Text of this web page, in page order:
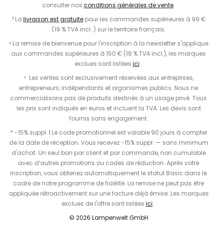
consulter nos conditions générales de vente.
³ La livraison est gratuitepour les commandes supérieures à 99 €
(19 % TVA incl. ) sur le territoire français.
⁴ La remise de bienvenue pour l'inscription à la newsletter s'applique
aux commandes supérieures à 150 € (19 % TVA incl.), les marques
exclues sont listées ici.
⁵ Les ventes sont exclusivement réservées aux entreprises,
entrepreneurs, indépendants et organismes publics. Nous ne
commercialisons pas de produits destinés à un usage privé. Tous
les prix sont indiqués en euros et incluent la TVA. Les devis sont
fournis sans engagement.
* -15% suppl. | Le code promotionnel est valable 90 jours à compter
de la date de réception. Vous recevez -15% suppl. — sans minimum
d'achat. Un seul bon par client et par commande, non cumulable
avec d’autres promotions ou codes de réduction. Après votre
inscription, vous obtenez automatiquement le statut Basic dans le
cadre de notre programme de fidélité. La remise ne peut pas être
appliquée rétroactivement sur une facture déjà émise. Les marques
exclues de l'offre sont listées ici.
© 2026 Lampenwelt GmbH